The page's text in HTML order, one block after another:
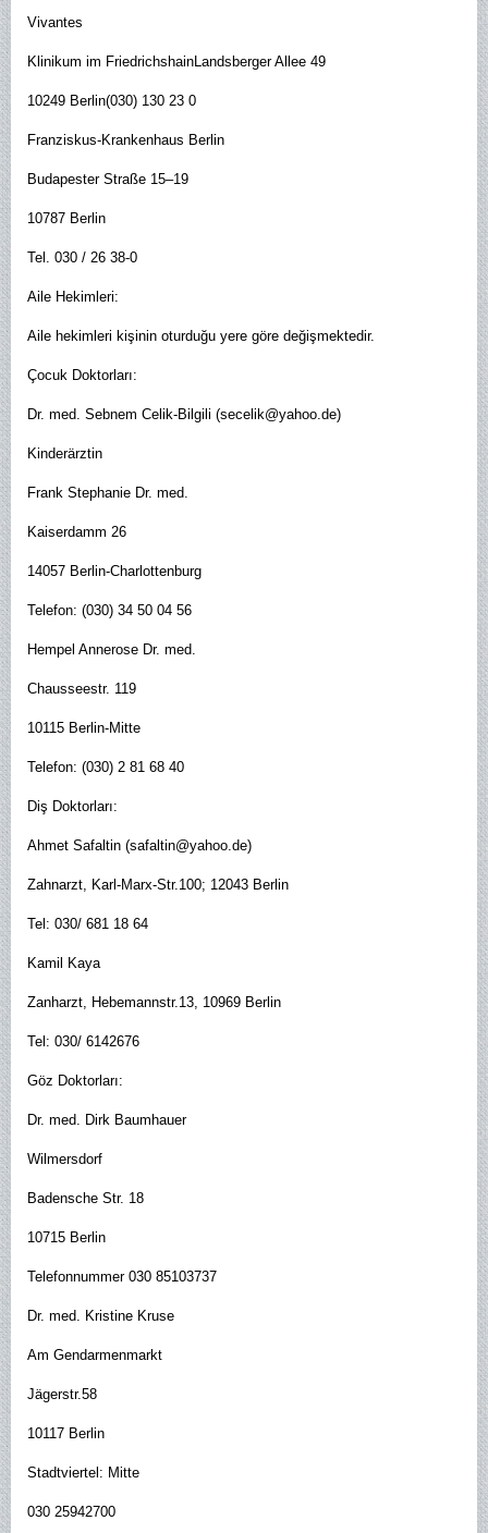
Vivantes
Klinikum im FriedrichshainLandsberger Allee 49
10249 Berlin(030) 130 23 0
Franziskus-Krankenhaus Berlin
Budapester Straße 15–19
10787 Berlin
Tel. 030 / 26 38-0
Aile Hekimleri:
Aile hekimleri kişinin oturduğu yere göre değişmektedir.
Çocuk Doktorları:
Dr. med. Sebnem Celik-Bilgili (secelik@yahoo.de)
Kinderärztin
Frank Stephanie Dr. med.
Kaiserdamm 26
14057 Berlin-Charlottenburg
Telefon: (030) 34 50 04 56
Hempel Annerose Dr. med.
Chausseestr. 119
10115 Berlin-Mitte
Telefon: (030) 2 81 68 40
Diş Doktorları:
Ahmet Safaltin (safaltin@yahoo.de)
Zahnarzt, Karl-Marx-Str.100; 12043 Berlin
Tel: 030/ 681 18 64
Kamil Kaya
Zanharzt, Hebemannstr.13, 10969 Berlin
Tel: 030/ 6142676
Göz Doktorları:
Dr. med. Dirk Baumhauer
Wilmersdorf
Badensche Str. 18
10715 Berlin
Telefonnummer 030 85103737
Dr. med. Kristine Kruse
Am Gendarmenmarkt
Jägerstr.58
10117 Berlin
Stadtviertel: Mitte
030 25942700